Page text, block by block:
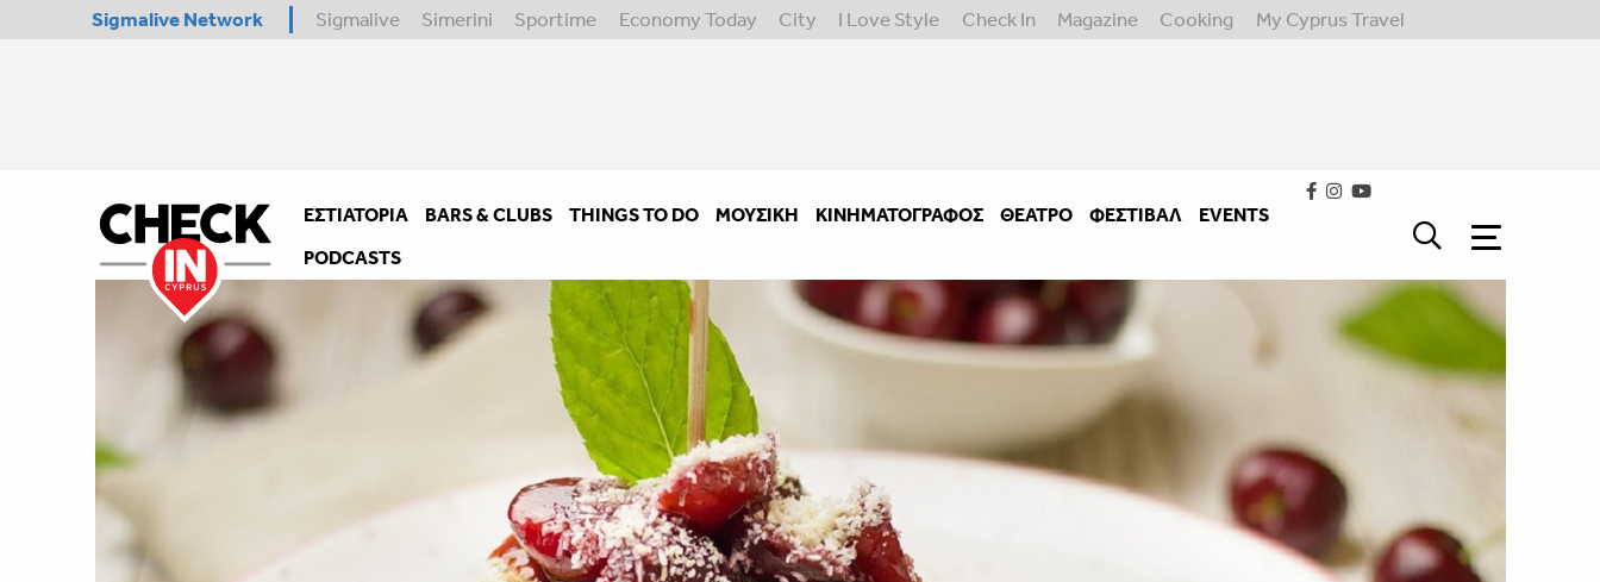
Sigmalive Network Sigmalive Simerini Sportime Economy Today City I Love Style Check In Magazine Cooking My Cyprus Travel
ΕΣΤΙΑΤΌΡΙΑ BARS & CLUBS THINGS TO DO ΜΟΥΣΙΚΉ ΚΙΝΗΜΑΤΟΓΡΆΦΟΣ ΘΈΑΤΡΟ ΦΕΣΤΙΒΑΛ
EVENTS
PODCASTS